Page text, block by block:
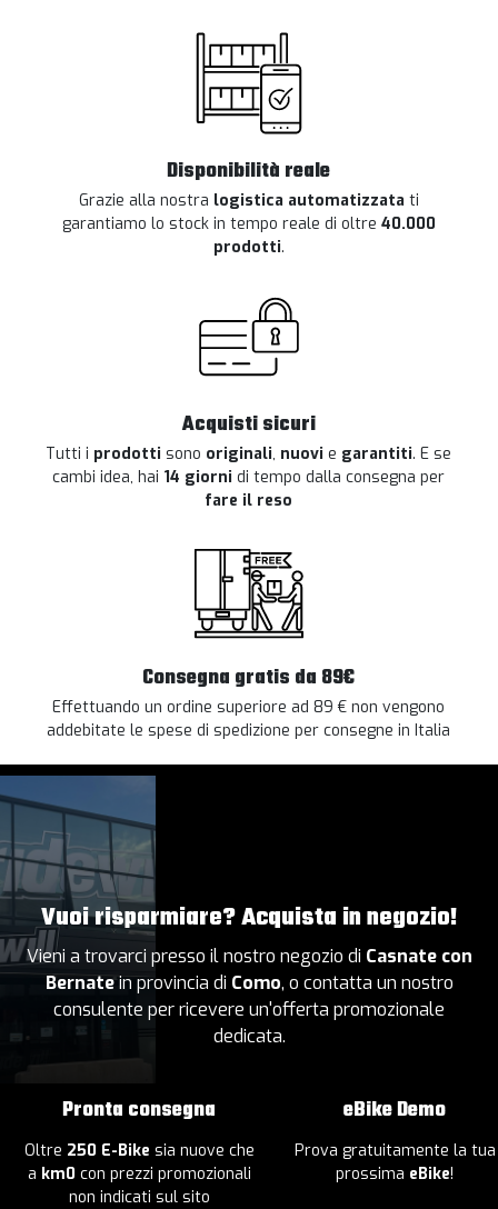
Disponibilità reale
Grazie alla nostra logistica automatizzata ti
garantiamo lo stock in tempo reale di oltre 40.000
prodotti.
Acquisti sicuri
Tutti i prodotti sono originali, nuovi e garantiti. E se
cambi idea, hai 14 giorni di tempo dalla consegna per
fare il reso
Consegna gratis da 89€
Effettuando un ordine superiore ad 89 € non vengono
addebitate le spese di spedizione per consegne in Italia
Vuoi risparmiare? Acquista in negozio!
Vieni a trovarci presso il nostro negozio di Casnate con
Bernatein provincia di Como, o contatta un nostro
consulente per ricevere un'offerta promozionale
dedicata.
Pronta consegna
Oltre 250 E-Bike sia nuove che
a km0 con prezzi promozionali
non indicati sul sito
eBike Demo
Prova gratuitamente la tua
prossima eBike!